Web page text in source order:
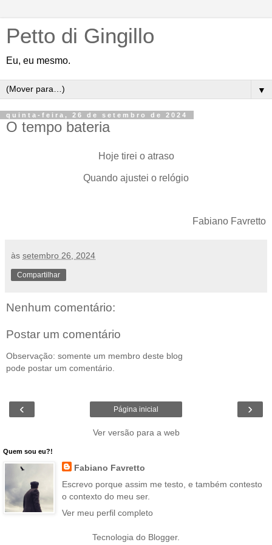
Petto di Gingillo
Eu, eu mesmo.
▼
quinta-feira, 26 de setembro de 2024
O tempo bateria
Hoje tirei o atraso
Quando ajustei o relógio
Fabiano Favretto
às setembro 26, 2024
Compartilhar
Nenhum comentário:
Postar um comentário
Observação: somente um membro deste blog
pode postar um comentário.
‹ ›
Página inicial
Ver versão para a web
Quem sou eu?!
Fabiano Favretto
Escrevo porque assim me testo, e também contesto
o contexto do meu ser.
Ver meu perfil completo
Tecnologia do Blogger.